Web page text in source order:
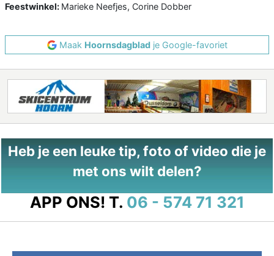
Feestwinkel: Marieke Neefjes, Corine Dobber
Maak Hoornsdagbladje Google-favoriet
Heb je een leuke tip, foto of video die je
met ons wilt delen?
APP ONS! T. 06 - 574 71 321